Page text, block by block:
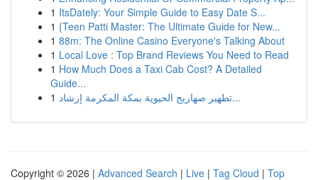
1 ItsDately: Your Simple Guide to Easy Date S...
1 {Teen Patti Master: The Ultimate Guide for New...
1 88m: The Online Casino Everyone's Talking About
1 Local Love : Top Brand Reviews You Need to Read
1 How Much Does a Taxi Cab Cost? A Detailed
Guide...
1
تطهير صهاريج الحيوية بمكة المكرمة إرشاد...
Copyright © 2026 | Advanced Search | Live | Tag Cloud | Top